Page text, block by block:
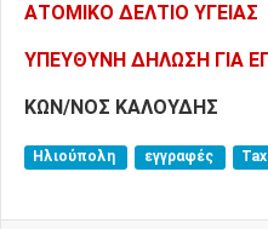
ΑΤΟΜΙΚΟ ΔΕΛΤΙΟ ΥΓΕΙΑΣ
ΥΠΕΥΘΥΝΗ ΔΗΛΩΣΗ ΓΙΑ
ΚΩΝ/ΝΟΣ ΚΑΛΟΥΔΗΣ
Ηλιούπολη εγγραφές